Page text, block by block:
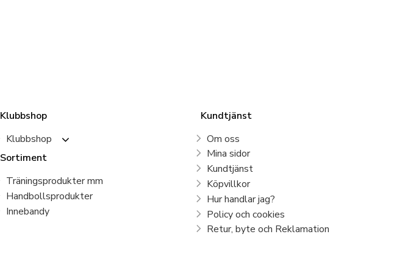
Klubbshop
Klubbshop
Sortiment
Träningsprodukter mm
Handbollsprodukter
Innebandy
Kundtjänst
Om oss
Mina sidor
Kundtjänst
Köpvillkor
Hur handlar jag?
Policy och cookies
Retur, byte och Reklamation